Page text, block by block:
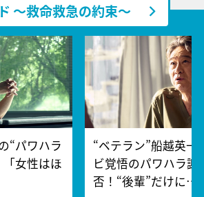
～救命救急の約束～
“パワハラ
女性はほ
“ベテラン”船越英一
ビ覚悟のパワハラ謝
否！“後輩”だけに…